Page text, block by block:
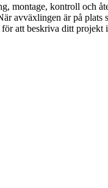
montage, kontroll och
avväxlingen är på
att beskriva ditt